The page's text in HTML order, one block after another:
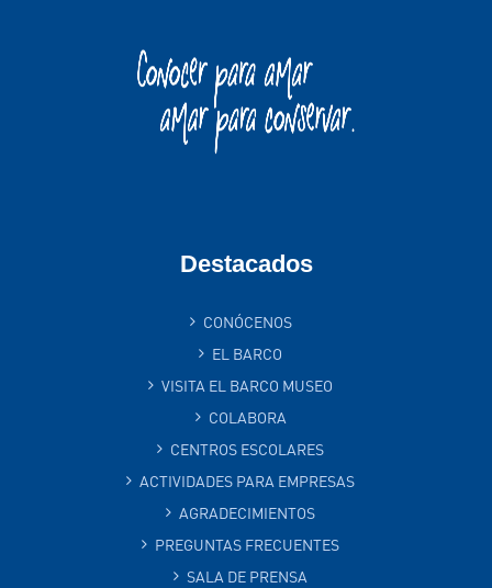
Destacados
CONÓCENOS
EL BARCO
VISITA EL BARCO MUSEO
COLABORA
CENTROS ESCOLARES
ACTIVIDADES PARA EMPRESAS
AGRADECIMIENTOS
PREGUNTAS FRECUENTES
SALA DE PRENSA